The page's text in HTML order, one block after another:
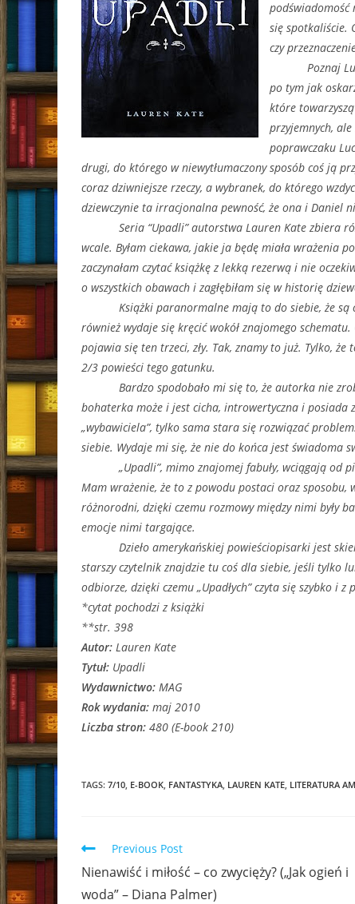
podświadomość
się spotkaliście.
czy
Poznaj
po tym jak
które
przyjemnych,
poprawczaku
drugi, do którego w niewytłumaczony sposób coś ją
coraz dziwniejsze rzeczy, a wybranek, do którego
dziewczynie ta irracjonalna pewność, że ona i Daniel
Seria “Upadli” autorstwa Lauren Kate zbiera
wcale. Byłam ciekawa, jakie ja będę miała wrażenia
zaczynałam czytać książkę z lekką rezerwą i nie
o wszystkich obawach i zagłębiłam się w historię
Książki paranormalne mają to do siebie, że są
również wydaje się kręcić wokół znajomego
pojawia się ten trzeci, zły. Tak, znamy to już. Tylko,
2/3 powieści tego gatunku.
Bardzo spodobało mi się to, że autorka nie
bohaterka może i jest cicha, introwertyczna i posiada
„wybawiciela”, tylko sama stara się rozwiązać
siebie. Wydaje mi się, że nie do końca jest świadoma
„Upadli”, mimo znajomej fabuły, wciągają od
Mam wrażenie, że to z powodu postaci oraz
różnorodni, dzięki czemu rozmowy między nimi były
emocje nimi targające.
Dzieło amerykańskiej powieściopisarki jest
starszy czytelnik znajdzie tu coś dla siebie, jeśli tylko
odbiorze, dzięki czemu „Upadłych” czyta się szybko i z
*cytat pochodzi z książki
**str. 398
Autor: Lauren Kate
Tytuł: Upadli
Wydawnictwo: MAG
Rok wydania: maj 2010
Liczba stron: 480 (E-book 210)
TAGS: 7/10, E-BOOK, FANTASTYKA, LAUREN KATE, LITERATURA
Read
articles
Previous Post
Nienawiść i miłość – co zwycięży? („Jak ogień i
woda” – Diana Palmer)